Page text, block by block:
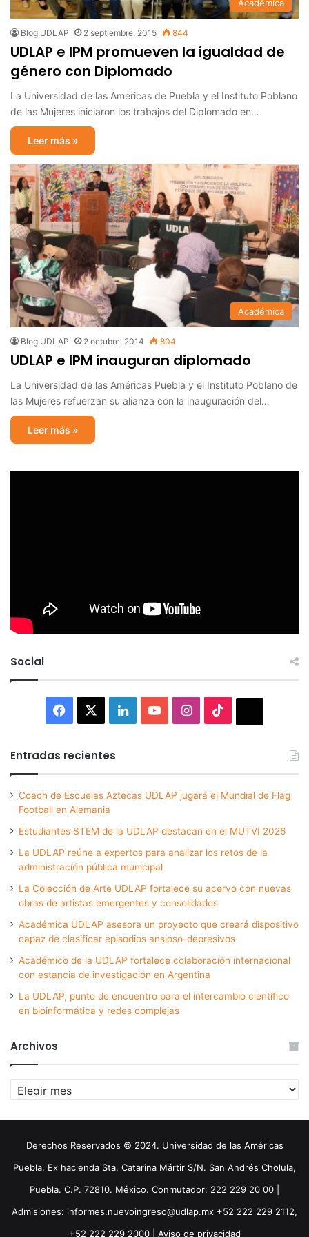
Académica
Blog UDLAP 2 septiembre, 2015 844
UDLAP e IPM promueven la igualdad de
género con Diplomado
La Universidad de las Américas de Puebla y el Instituto Poblano
de las Mujeres iniciaron los trabajos del Diplomado en…
Leer más »
Académica
Blog UDLAP 2 octubre, 2014 804
UDLAP e IPM inauguran diplomado
La Universidad de las Américas Puebla y el Instituto Poblano de
las Mujeres refuerzan su alianza con la inauguración del…
Leer más »
Social
Facebook LinkedInYouTubeInstagram
Entradas recientes
Coach de Escuelas Aztecas UDLAP jugará el Mundial de Flag
Football en Alemania
Estudiantes STEM de la UDLAP destacan en el MUTVI 2026
La UDLAP reúne a expertos para analizar los retos de la
administración pública municipal
La Colección de Arte UDLAP fortalece su acervo con nuevas
obras de artistas emergentes y consolidados
Académica UDLAP asesora un proyecto que creará dispositivo
capaz de clasificar episodios ansioso-depresivos
Académico de la UDLAP fortalece colaboración internacional
con estancia de investigación en Argentina
La UDLAP, punto de encuentro para el intercambio científico
en bioinformática y redes complejas
Archivos
Archivos
Derechos Reservados © 2024. Universidad de las Américas
Puebla. Ex hacienda Sta. Catarina Mártir S/N. San Andrés Cholula,
Puebla. C.P. 72810. México. Conmutador: 222 229 20 00 |
Admisiones: informes.nuevoingreso@udlap.mx +52 222 229 2112,
+52 222 229 2000 | Aviso de privacidad